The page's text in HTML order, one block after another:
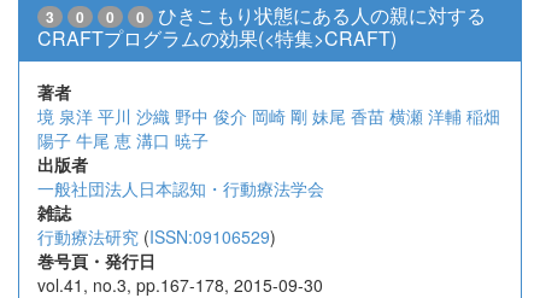
3 0 0 0
ひきこもり状態にある人の親に対する
CRAFTプログラムの効果(<特集>CRAFT)
著者
境 泉洋 平川 沙織 野中 俊介 岡崎 剛 妹尾 香苗 横瀬 洋輔 稲畑
陽子 牛尾 恵 溝口 暁子
出版者
一般社団法人日本認知・行動療法学会
雑誌
行動療法研究 (ISSN:09106529)
巻号頁・発行日
vol.41, no.3, pp.167-178, 2015-09-30